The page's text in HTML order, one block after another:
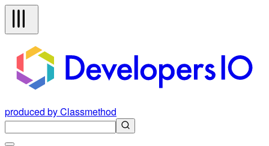
produced by Classmethod